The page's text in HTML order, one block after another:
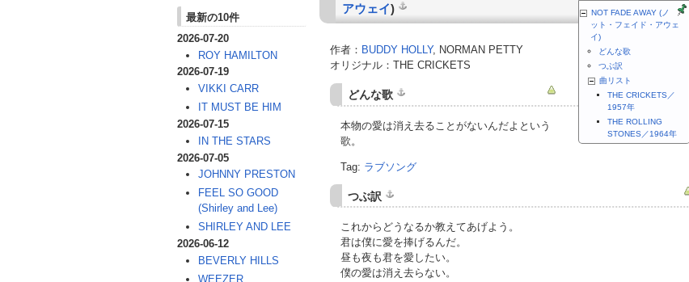
NOT FADE AWAY (ノ
ット・フェイド・アウェ
イ)
どんな歌
つぶ訳
曲リスト
THE CRICKETS／
1957年
THE ROLLING
STONES／1964年
アウェイ)
作者： BUDDY HOLLY, NORMAN PETTY
オリジナル：THE CRICKETS
どんな歌
本物の愛は消え去ることがないんだよという
歌。
Tag: ラブソング
つぶ訳
これからどうなるか教えてあげよう。
君は僕に愛を捧げるんだ。
昼も夜も君を愛したい。
僕の愛は消え去らない。
最新の10件
2026-07-20
ROY HAMILTON
2026-07-19
VIKKI CARR
IT MUST BE HIM
2026-07-15
IN THE STARS
2026-07-05
JOHNNY PRESTON
FEEL SO GOOD
(Shirley and Lee)
SHIRLEY AND LEE
2026-06-12
BEVERLY HILLS
WEEZER